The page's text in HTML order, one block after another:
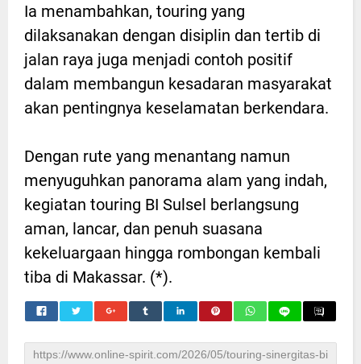
Ia menambahkan, touring yang
dilaksanakan dengan disiplin dan tertib di
jalan raya juga menjadi contoh positif
dalam membangun kesadaran masyarakat
akan pentingnya keselamatan berkendara.
Dengan rute yang menantang namun
menyuguhkan panorama alam yang indah,
kegiatan touring BI Sulsel berlangsung
aman, lancar, dan penuh suasana
kekeluargaan hingga rombongan kembali
tiba di Makassar. (*).